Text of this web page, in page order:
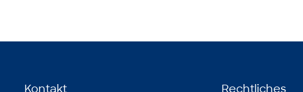
Kontakt Rechtliches